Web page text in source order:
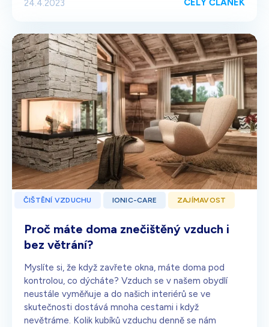
24.4.2023 CELÝ ČLÁNEK
ČIŠTĚNÍ VZDUCHU IONIC-CARE ZAJÍMAVOST
Proč máte doma znečištěný vzduch i
bez větrání?
Myslíte si, že když zavřete okna, máte doma pod
kontrolou, co dýcháte? Vzduch se v našem obydlí
neustále vyměňuje a do našich interiérů se ve
skutečnosti dostává mnoha cestami i když
nevětráme. Kolik kubíků vzduchu denně se nám